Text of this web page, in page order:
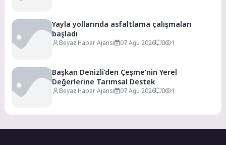
Yayla yollarında asfaltlama çalışmaları
başladı
Beyaz Haber Ajansı 07 Ağu 2026 0 1
Başkan Denizli’den Çeşme’nin Yerel
Değerlerine Tarımsal Destek
Beyaz Haber Ajansı 07 Ağu 2026 0 1